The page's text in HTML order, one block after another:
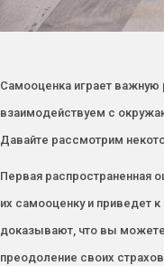
Самооценка играет
взаимодействуем с
Давайте рассмотрим
Первая распространенная
их самооценку и приведет
доказывают, что вы
преодоление своих